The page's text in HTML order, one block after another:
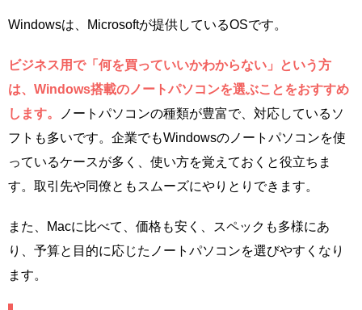
Windowsは、Microsoftが提供しているOSです。
ビジネス用で「何を買っていいかわからない」という方
は、Windows搭載のノートパソコンを選ぶことをおすすめ
します。
ノートパソコンの種類が豊富で、対応しているソ
フトも多いです。企業でもWindowsのノートパソコンを使
っているケースが多く、使い方を覚えておくと役立ちま
す。取引先や同僚ともスムーズにやりとりできます。
また、Macに比べて、価格も安く、スペックも多様にあ
り、予算と目的に応じたノートパソコンを選びやすくなり
ます。